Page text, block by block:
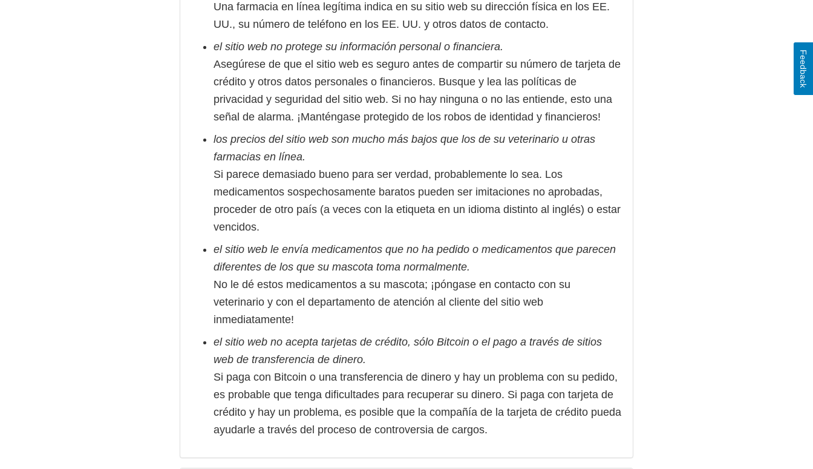
Una farmacia en línea legítima indica en su sitio web su dirección física en los EE.
UU., su número de teléfono en los EE. UU. y otros datos de contacto.
el sitio web no protege su información personal o financiera.
Asegúrese de que el sitio web es seguro antes de compartir su número de tarjeta de
crédito y otros datos personales o financieros. Busque y lea las políticas de
privacidad y seguridad del sitio web. Si no hay ninguna o no las entiende, esto una
señal de alarma. ¡Manténgase protegido de los robos de identidad y financieros!
los precios del sitio web son mucho más bajos que los de su veterinario u otras
farmacias en línea.
Si parece demasiado bueno para ser verdad, probablemente lo sea. Los
medicamentos sospechosamente baratos pueden ser imitaciones no aprobadas,
proceder de otro país (a veces con la etiqueta en un idioma distinto al inglés) o estar
vencidos.
el sitio web le envía medicamentos que no ha pedido o medicamentos que parecen
diferentes de los que su mascota toma normalmente.
No le dé estos medicamentos a su mascota; ¡póngase en contacto con su
veterinario y con el departamento de atención al cliente del sitio web
inmediatamente!
el sitio web no acepta tarjetas de crédito, sólo Bitcoin o el pago a través de sitios
web de transferencia de dinero.
Si paga con Bitcoin o una transferencia de dinero y hay un problema con su pedido,
es probable que tenga dificultades para recuperar su dinero. Si paga con tarjeta de
crédito y hay un problema, es posible que la compañía de la tarjeta de crédito pueda
ayudarle a través del proceso de controversia de cargos.
Feedback